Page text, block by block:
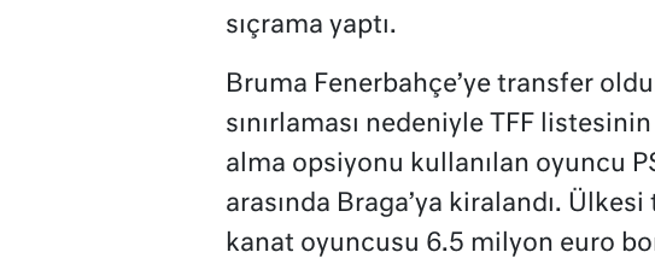
sıçrama yaptı.
Bruma Fenerbahçe’ye transfer
sınırlaması nedeniyle TFF
alma opsiyonu kullanılan oyuncu
arasında Braga’ya kiralandı.
kanat oyuncusu 6.5 milyon euro